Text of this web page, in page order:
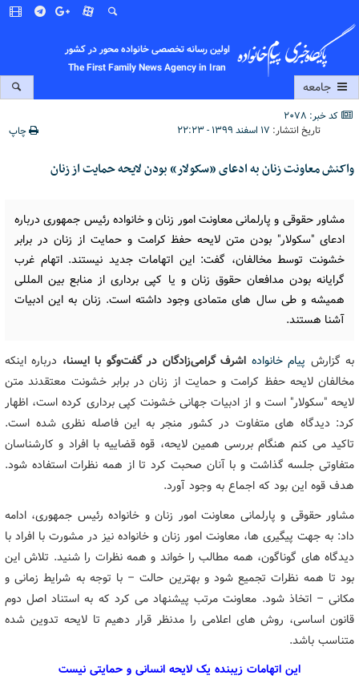
اولین رسانه تخصصی خانواده محور در کشور
The First Family News Agency in Iran
جامعه
کد خبر: 2078
تاریخ انتشار: ۱۷ اسفند ۱۳۹۹ - ۲۲:۲۳ چاپ
واکنش معاونت زنان به ادعای «سکولار» بودن لایحه حمایت از زنان
مشاور حقوقی و پارلمانی معاونت امور زنان و خانواده رئیس جمهوری درباره
ادعای "سکولار" بودن متن لایحه حفظ کرامت و حمایت از زنان در برابر
خشونت توسط مخالفان، گفت: این اتهامات جدید نیستند. اتهام غرب
گرایانه بودن مدافعان حقوق زنان و یا کپی برداری از منابع بین المللی
همیشه و طی سال های متمادی وجود داشته است. زنان به این ادبیات
آشنا هستند.
به گزارش پیام خانواده اشرف گرامی‌زادگان در گفت‌وگو با ایسنا، درباره اینکه
مخالفان لایحه حفظ کرامت و حمایت از زنان در برابر خشونت معتقدند متن
لایحه "سکولار" است و از ادبیات جهانی خشونت کپی برداری کرده است، اظهار
کرد: دیدگاه های متفاوت در کشور منجر به این فاصله نظری شده است.
تاکید می کنم هنگام بررسی همین لایحه، قوه قضاییه با افراد و کارشناسان
متفاوتی جلسه گذاشت و با آنان صحبت کرد تا از همه نظرات استفاده شود.
هدف قوه این بود که اجماع به وجود آورد.
مشاور حقوقی و پارلمانی معاونت امور زنان و خانواده رئیس جمهوری، ادامه
داد: به جهت پیگیری ها، معاونت امور زنان و خانواده نیز در مشورت با افراد با
دیدگاه های گوناگون، همه مطالب را خواند و همه نظرات را شنید. تلاش این
بود تا همه نظرات تجمیع شود و بهترین حالت – با توجه به شرایط زمانی و
مکانی – اتخاذ شود. معاونت مرتب پیشنهاد می کرد که به استناد اصل دوم
قانون اساسی، روش های اعلامی را مدنظر قرار دهیم تا لایحه تدوین شده
متناسب باشد.
این اتهامات زیبنده یک لایحه انسانی و حمایتی نیست